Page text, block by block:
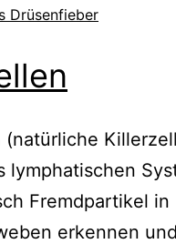
Drüsenfieber
(natürliche
lymphatischen
Fremdpartikel in
erkennen und